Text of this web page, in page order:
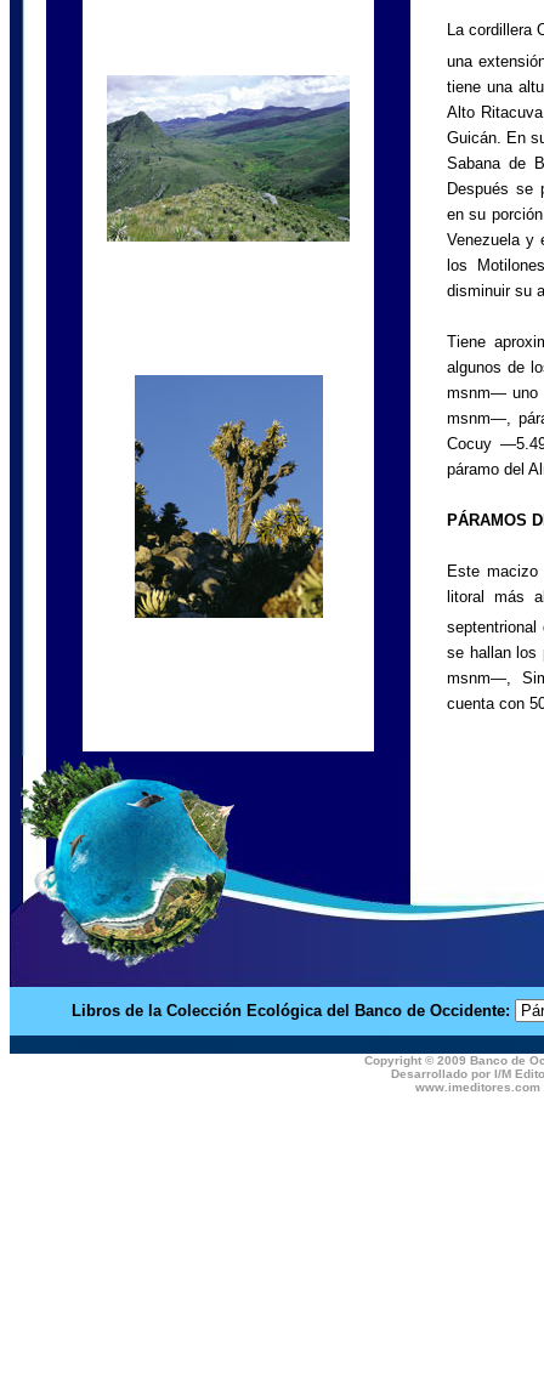
La cordillera
una
tiene una
Alto
Guicán. En
Sabana de
Después se
en su
Venezuela y
los
disminuir su
Tiene
algunos de
msnm— uno
msnm—,
Cocuy
páramo del
PÁRAMOS
Este
litoral más
septentrional
se hallan los
msnm—,
cuenta con
Libros de la Colección Ecológica del Banco de Occidente:
Copyright © 2009 Banco de
Desarrollado por I/M
www.imeditores.com